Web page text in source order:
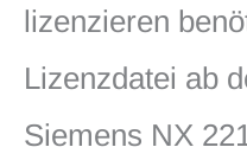
lizenzieren
Lizenzdatei ab
Siemens NX